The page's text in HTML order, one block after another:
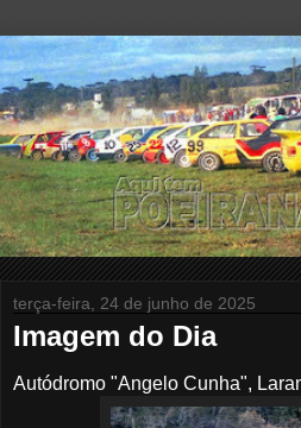
terça-feira, 24 de junho de 2025
Imagem do Dia
Autódromo "Angelo Cunha",